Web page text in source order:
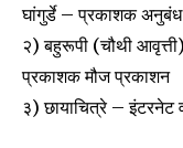
घांगुर्डे – प्रकाशक
२) बहुरूपी (चौथी
प्रकाशक मौज प्रकाशन
३) छायाचित्रे – इंटरनेट